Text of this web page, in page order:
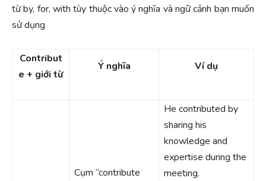
từ by, for, with tùy thuộc vào ý nghĩa và ngữ cảnh bạn muốn
sử dụng
Contribut
e + giới từ
Ý nghĩa Ví dụ
Cụm “contribute
He contributed by
sharing his
knowledge and
expertise during the
meeting.